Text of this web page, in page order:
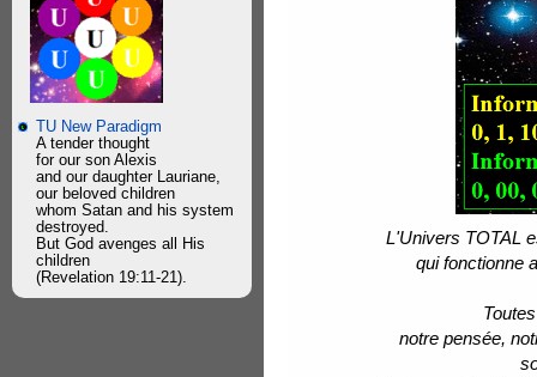
TU New Paradigm
A tender thought
for our son Alexis
and our daughter Lauriane,
our beloved children
whom Satan and his system
destroyed.
But God avenges all His
children
(Revelation 19:11-21).
L'Univers TOTAL
qui fonctionne
notre pensée,